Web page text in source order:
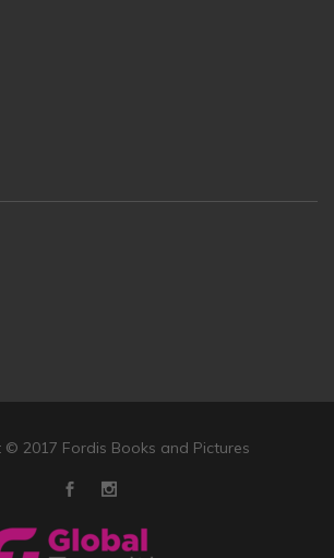
© 2017 Fordis Books and Pictures